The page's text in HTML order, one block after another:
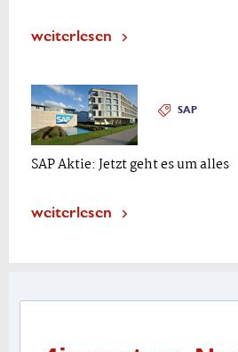
weiterlesen
SAP
SAP Aktie: Jetzt geht es um alles
weiterlesen